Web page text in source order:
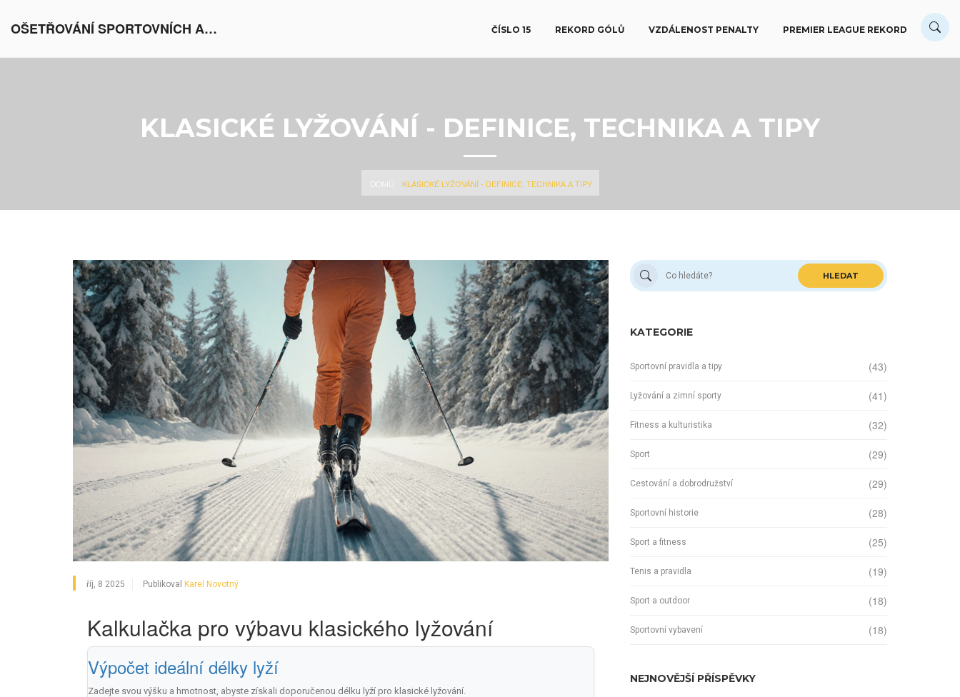
OŠETŘOVÁNÍ SPORTOVNÍCH AKTIVIT V EVROPĚ ČÍSLO 15 REKORD GÓLŮ VZDÁLENOST PENALTY PREMIER LEAGUE REKORD
KLASICKÉ LYŽOVÁNÍ - DEFINICE, TECHNIKA A TIPY
DOMŮ KLASICKÉ LYŽOVÁNÍ - DEFINICE, TECHNIKA A TIPY
říj, 8 2025 Publikoval Karel Novotný
Kalkulačka pro výbavu klasického lyžování
Výpočet ideální délky lyží
Zadejte svou výšku a hmotnost, abyste získali doporučenou délku lyží pro klasické lyžování.
HLEDAT
KATEGORIE
Sportovní pravidla a tipy (43)
Lyžování a zimní sporty (41)
Fitness a kulturistika (32)
Sport (29)
Cestování a dobrodružství (29)
Sportovní historie (28)
Sport a fitness (25)
Tenis a pravidla (19)
Sport a outdoor (18)
Sportovní vybavení (18)
NEJNOVĚJŠÍ PŘÍSPĚVKY